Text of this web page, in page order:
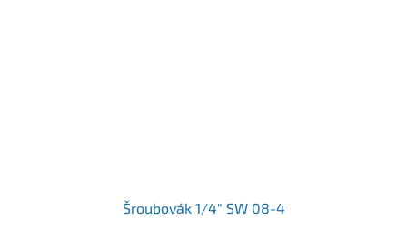
Šroubovák 1/4" SW 08-4